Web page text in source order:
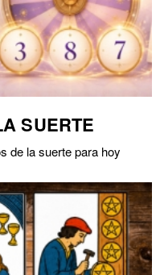
SUERTE
de la suerte para hoy